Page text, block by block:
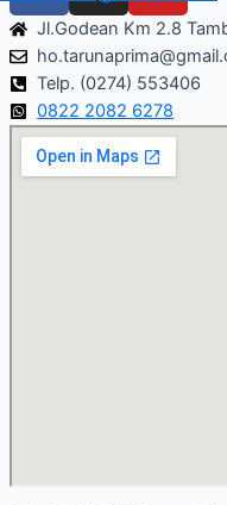
Jl.Godean Km 2.8
Telp. (0274) 553406
0822 2082 6278